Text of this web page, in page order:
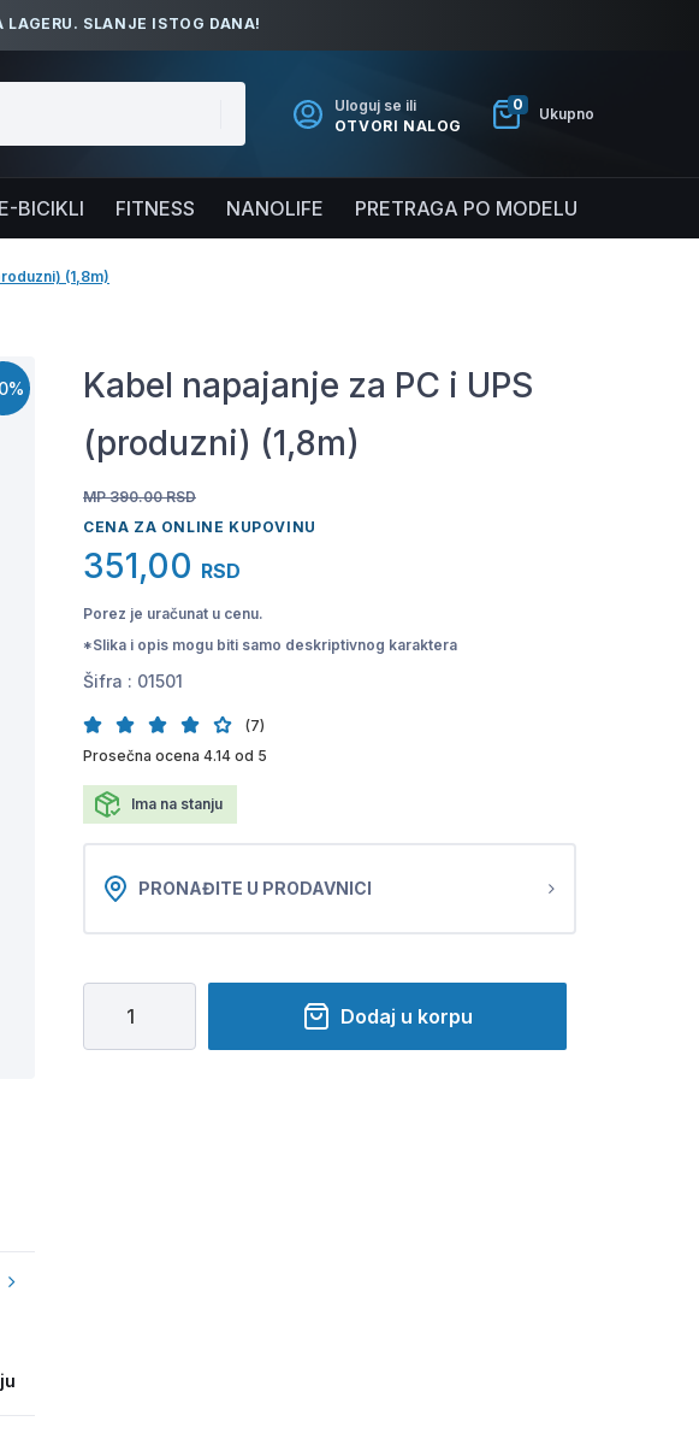
LAGERU. SLANJE ISTOG DANA!
Uloguj se ili
OTVORI NALOG
0
Ukupno
E-BICIKLI FITNESS NANOLIFE PRETRAGA PO MODELU
(1,8m)
Kabel napajanje za PC i UPS
(produzni) (1,8m)
MP 390.00 RSD
CENA ZA ONLINE KUPOVINU
351,00 RSD
Porez je uračunat u cenu.
*Slika i opis mogu biti samo deskriptivnog karaktera
Šifra : 01501
(7)
Prosečna ocena 4.14 od 5
Ima na stanju
PRONAĐITE U PRODAVNICI
Dodaj u korpu